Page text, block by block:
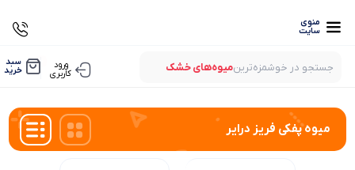
منوی
سایت
جستجو در خوشمزه‌ترینمیوه‌های خشک
لواشک‌های ارگانیک
ورود
کاربری
0 سبد
خرید
میوه پفکی فریز درایر